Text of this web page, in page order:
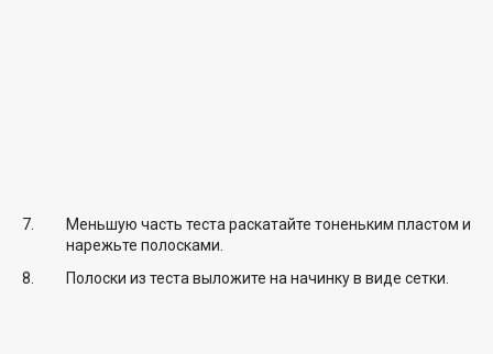
Меньшую часть теста раскатайте тоненьким пластом и
нарежьте полосками.
Полоски из теста выложите на начинку в виде сетки.